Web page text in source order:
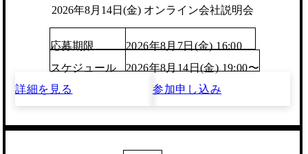
2026年8月14日(金) オンライン会社説明会
応募期限
2026年8月7日(金) 16:00
スケジュール
2026年8月14日(金) 19:00〜
詳細を見る
参加申し込み